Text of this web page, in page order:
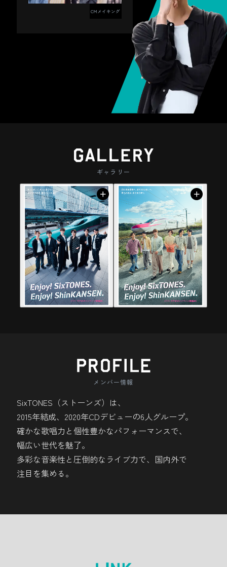
・
当選賞品の販売・換金はできません。
当選資格の第三者への譲渡、貸与、名義変
更、担保設定等はできません。
本キャンペーンへのエントリーをもって、
JRE POINT会員規約第17条（会員の個人情
報の収集・利用・提供）に基づき、本キャ
ンペーンに類似した各種イベントの案内、
さまの情報を使用することに同意したもの
とみなします。
ねぶたの家ワ・ラッセ
色鮮やかなねぶたの山車と太鼓の音にワク
点の体験スポット。
網張温泉の雲海
雫石の町並みを見渡す休暇村岩手網張温
泉。天候に恵まれると辺り一面を雲海が覆
います。雲海の合間から昇る朝日は息を吞
むほど美しく、思わずため息がでるほどで
す。
迫力満点のなまはげがドーンとお出迎え！
怖さと面白さが同居する、旅の思い出に残
新玉川温泉
雄大な自然に包まれた新玉川温泉。源泉か
新鮮な枝豆を茹でてつぶした「ずんだ」は
優しい甘さが人気。定番のずんだ餅はもち
ろん、ずんだ大福そして大人気のずんだシ
お土産にもピッタリです。
写真提供：宮城県観光戦略課
日本三景・松島の絶景と穏やかな海風に包
日常を忘れる贅沢な旅を楽しもう。
※画像提供：（一社）松島観光協会
つやつや赤く輝くさくらんぼをその場でぱ
くっ。その甘さに手が止まらない、山形な
らではの体験。
山寺
石段を登りながら壮大な景色と歴史に触
れ、四季折々の絶景と歴史ある寺院が織り
なす特別な空間を堪能しよう。
塩が三、麹が五で米が八の割合で作られる
ことからその名がついた、江戸時代からあ
る発酵食品。
四季折々の景観と歴史的重みを感じられる
名城です。天守閣からの眺望が抜群で、会
津盆地や磐梯山を一望して会津の魅力を存
分に味わえます。
CMメイキング
ギャラリー
メンバー情報
SixTONES（ストーンズ）は、
2015年結成、2020年CDデビューの6人グループ。
確かな歌唱力と個性豊かなパフォーマンスで、
幅広い世代を魅了。
多彩な音楽性と圧倒的なライブ力で、国内外で
注目を集める。